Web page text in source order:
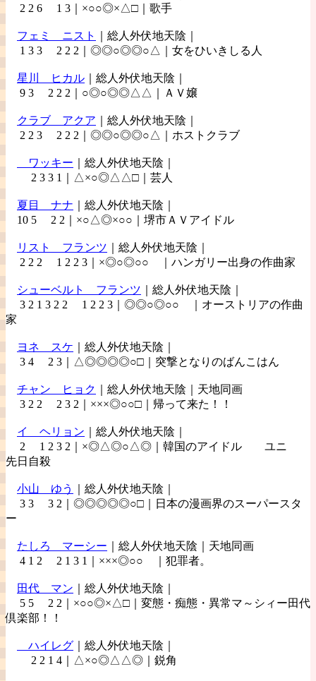
2 2 6 1 3｜×○○◎×△□｜歌手
フェミ ニスト
｜総人外伏地天陰｜
1 3 3 2 2 2｜◎◎○◎◎○△｜女をひいきしる人
星川 ヒカル ｜総人外伏地天陰｜
9 3 2 2 2｜○◎○◎◎△△｜ＡＶ嬢
クラブ アクア ｜総人外伏地天陰｜
2 2 3 2 2 2｜◎◎○◎◎○△｜ホストクラブ
ワッキー ｜総人外伏地天陰｜
2 3 3 1｜△×○◎△△□｜芸人
夏目 ナナ ｜総人外伏地天陰｜
10 5 2 2｜×○△◎×○○｜堺市ＡＶアイドル
リスト フランツ ｜総人外伏地天陰｜
2 2 2 1 2 2 3｜×◎○◎○○ ｜ハンガリー出身の作曲家
シューベルト フランツ ｜総人外伏地天陰｜
3 2 1 3 2 2 1 2 2 3｜◎◎○◎○○ ｜オーストリアの作曲
家
ヨネ スケ ｜総人外伏地天陰｜
3 4 2 3｜△◎◎◎◎○□｜突撃となりのばんこはん
チャン ヒョク
｜総人外伏地天陰｜天地同画
3 2 2 2 3 2｜×××◎○○□｜帰って来た！！
イ ヘリョン ｜総人外伏地天陰｜
2 1 2 3 2｜×◎△◎○△◎｜韓国のアイドル ユニ
先日自殺
小山 ゆう
｜総人外伏地天陰｜
3 3 3 2｜◎◎◎◎◎○□｜日本の漫画界のスーパースタ
ー
たしろ マーシー ｜総人外伏地天陰｜天地同画
4 1 2 2 1 3 1｜×××◎○○ ｜犯罪者。
田代 マン ｜総人外伏地天陰｜
5 5 2 2｜×○○◎×△□｜変態・痴態・異常マ～シィー田代
倶楽部！！
ハイレグ ｜総人外伏地天陰｜
2 2 1 4｜△×○◎△△◎｜鋭角